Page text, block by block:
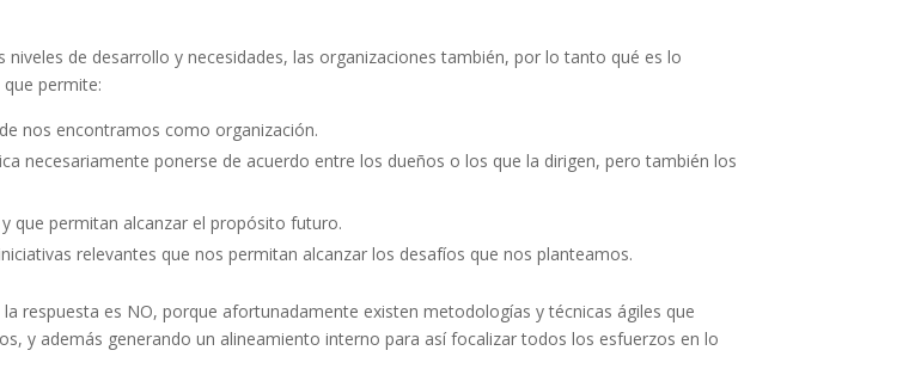
de desarrollo y necesidades, las organizaciones también, por lo tanto qué es lo
permite:
nos encontramos como organización.
necesariamente ponerse de acuerdo entre los dueños o los que la dirigen, pero también los
que permitan alcanzar el propósito futuro.
relevantes que nos permitan alcanzar los desafíos que nos planteamos.
respuesta es NO, porque afortunadamente existen metodologías y técnicas ágiles que
y además generando un alineamiento interno para así focalizar todos los esfuerzos en lo